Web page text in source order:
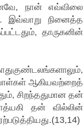
நான் எவ்விலை
இவ்வாறு நினைத்த
தாருகனின்
ஆகியவற்றைத்
சிறந்ததுமான தன்
தன் வில்லின்